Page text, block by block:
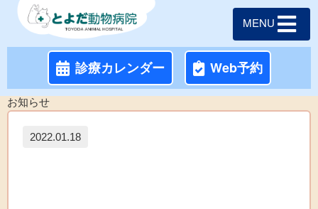
診療カレンダー Web予約
MENU
お知らせ
2022.01.18